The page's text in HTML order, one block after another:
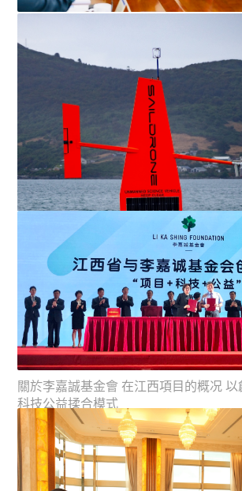
呼吸活檢癌症測試落戶上海...
基金會Saildrone南極探索 風高浪急中順
體驗實時數據科技
關於李嘉誠基金會 在江西項目的概况
科技公益揉合模式